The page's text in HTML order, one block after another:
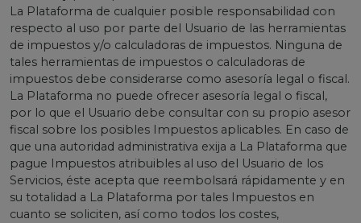
La Plataforma de cualquier posible responsabilidad con
respecto al uso por parte del Usuario de las herramientas
de impuestos y/o calculadoras de impuestos. Ninguna de
tales herramientas de impuestos o calculadoras de
impuestos debe considerarse como asesoría legal o fiscal.
La Plataforma no puede ofrecer asesoría legal o fiscal,
por lo que el Usuario debe consultar con su propio asesor
fiscal sobre los posibles Impuestos aplicables. En caso de
que una autoridad administrativa exija a La Plataforma que
pague Impuestos atribuibles al uso del Usuario de los
Servicios, éste acepta que reembolsará rápidamente y en
su totalidad a La Plataforma por tales Impuestos en
cuanto se soliciten, así como todos los costes,